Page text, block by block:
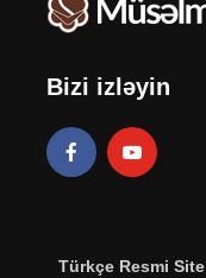
Bizi izləyin
Türkçe Resmi Site